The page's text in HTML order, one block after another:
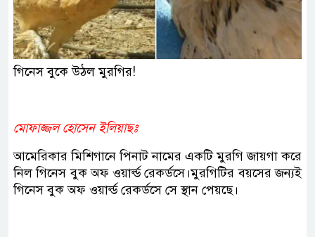
গিনে‌‌স বুকে উঠল মুরগির!‌
মোফাজ্জল হোসেন ইলিয়াছঃ
আমেরিকার মিশিগানে পিনাট নামের একটি মুরগি জায়গা করে
নিল গিনেস বুক অফ ওয়ার্ল্ড রেকর্ডসে।মুরগিটির বয়সের জন্যই
গিনেস বুক অফ ওয়ার্ল্ড রেকর্ডসে সে স্থান পেয়ছে।